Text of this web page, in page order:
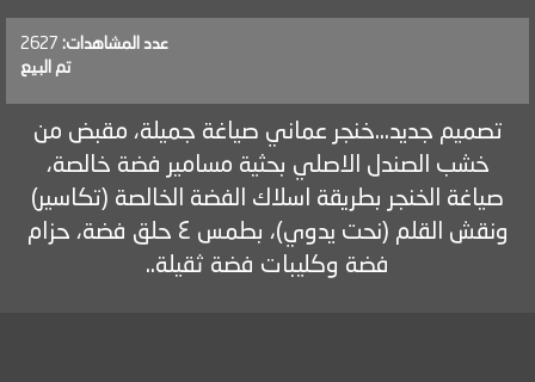
عدد المشاهدات: 2627
تم البيع
تصميم جديد...خنجر عماني صياغة جميلة، مقبض من
خشب الصندل الاصلي بحثية مسامير فضة خالصة،
صياغة الخنجر بطريقة اسلاك الفضة الخالصة (تكاسير)
ونقش القلم (نحت يدوي)، بطمس ٤ حلق فضة، حزام
فضة وكليبات فضة ثقيلة..